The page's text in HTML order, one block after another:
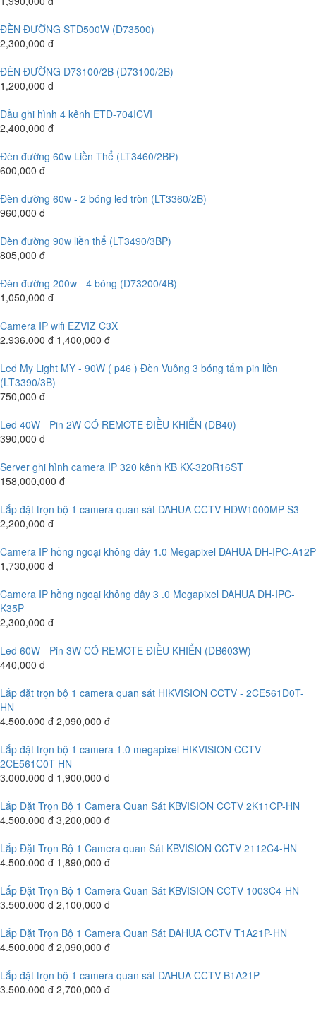
ĐÈN ĐƯỜNG STD500W (D73500)
2,300,000 đ
ĐÈN ĐƯỜNG D73100/2B (D73100/2B)
1,200,000 đ
Đầu ghi hình 4 kênh ETD-704ICVI
2,400,000 đ
Đèn đường 60w Liền Thể (LT3460/2BP)
600,000 đ
Đèn đường 60w - 2 bóng led tròn (LT3360/2B)
960,000 đ
Đèn đường 90w liền thể (LT3490/3BP)
805,000 đ
Đèn đường 200w - 4 bóng (D73200/4B)
1,050,000 đ
Camera IP wifi EZVIZ C3X
2.936.000 đ 1,400,000 đ
Led My Light MY - 90W ( p46 ) Đèn Vuông 3 bóng tấm pin liền
(LT3390/3B)
750,000 đ
Led 40W - Pin 2W CÓ REMOTE ĐIỀU KHIỂN (DB40)
390,000 đ
Server ghi hình camera IP 320 kênh KB KX-320R16ST
158,000,000 đ
Lắp đặt trọn bộ 1 camera quan sát DAHUA CCTV HDW1000MP-S3
2,200,000 đ
Camera IP hồng ngoại không dây 1.0 Megapixel DAHUA DH-IPC-A12P
1,730,000 đ
Camera IP hồng ngoại không dây 3 .0 Megapixel DAHUA DH-IPC-
K35P
2,300,000 đ
Led 60W - Pin 3W CÓ REMOTE ĐIỀU KHIỂN (DB603W)
440,000 đ
Lắp đặt trọn bộ 1 camera quan sát HIKVISION CCTV - 2CE561D0T-
HN
4.500.000 đ 2,090,000 đ
Lắp đặt trọn bộ 1 camera 1.0 megapixel HIKVISION CCTV -
2CE561C0T-HN
3.000.000 đ 1,900,000 đ
Lắp Đặt Trọn Bộ 1 Camera Quan Sát KBVISION CCTV 2K11CP-HN
4.500.000 đ 3,200,000 đ
Lắp Đặt Trọn Bộ 1 Camera quan Sát KBVISION CCTV 2112C4-HN
4.500.000 đ 1,890,000 đ
Lắp Đặt Trọn Bộ 1 Camera Quan Sát KBVISION CCTV 1003C4-HN
3.500.000 đ 2,100,000 đ
Lắp Đặt Trọn Bộ 1 Camera Quan Sát DAHUA CCTV T1A21P-HN
4.500.000 đ 2,090,000 đ
Lắp đặt trọn bộ 1 camera quan sát DAHUA CCTV B1A21P
3.500.000 đ 2,700,000 đ